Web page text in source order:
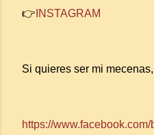
👉 INSTAGRAM
Si quieres ser mi
https://